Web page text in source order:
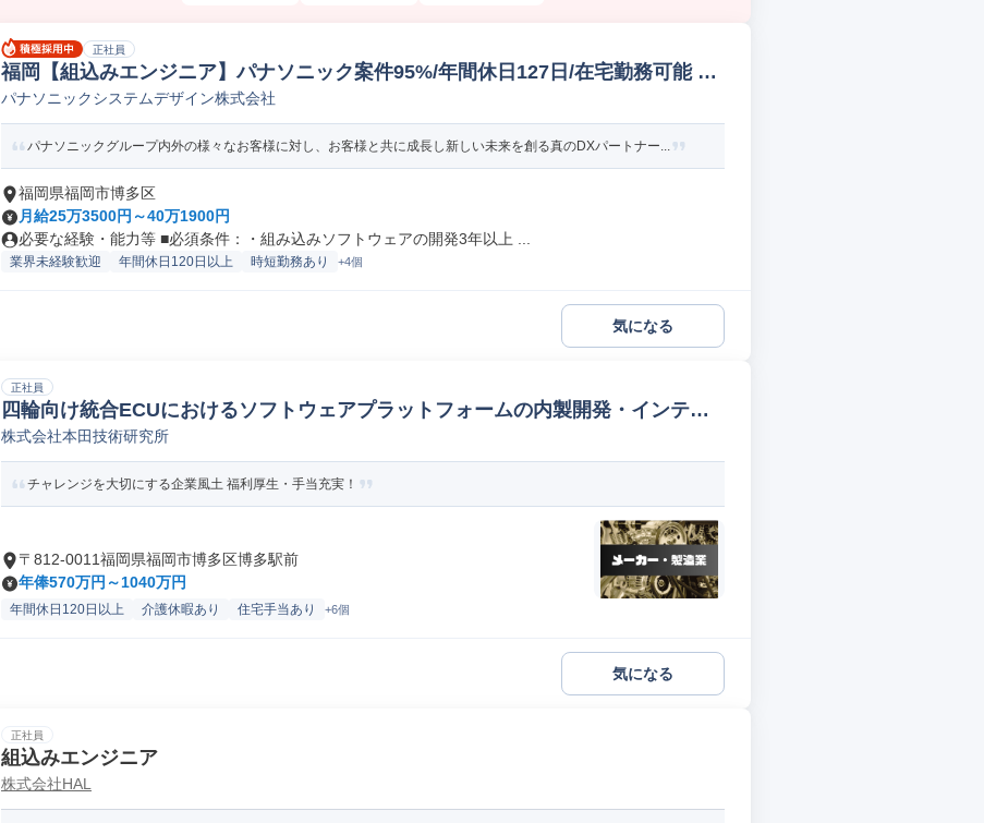
正社員
福岡【組込みエンジニア】パナソニック案件95%/年間休日127日/在宅勤務可能 組
み込み制御SE
パナソニックシステムデザイン株式会社
パナソニックグループ内外の様々なお客様に対し、お客様と共に成長し新しい未来を創る真のDXパートナー...
福岡県福岡市博多区
月給25万3500円～40万1900円
必要な経験・能力等 ■必須条件：・組み込みソフトウェアの開発3年以上 ...
業界未経験歓迎 年間休日120日以上 時短勤務あり +4個
気になる
正社員
四輪向け統合ECUにおけるソフトウェアプラットフォームの内製開発・インテグ
レーション
株式会社本田技術研究所
チャレンジを大切にする企業風土 福利厚生・手当充実！
〒812-0011福岡県福岡市博多区博多駅前
年俸570万円～1040万円
年間休日120日以上 介護休暇あり 住宅手当あり +6個
気になる
正社員
組込みエンジニア
株式会社HAL